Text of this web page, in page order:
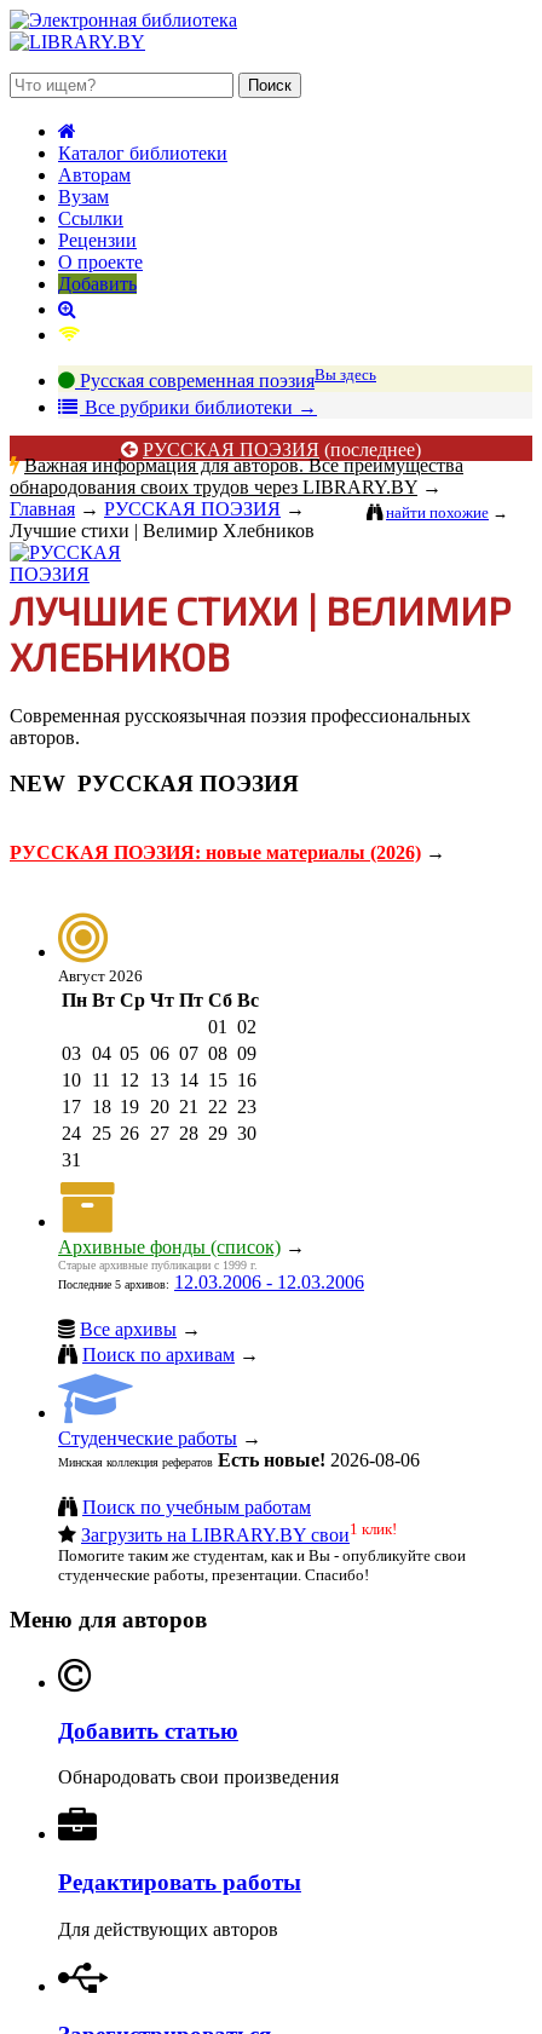
Каталог библиотеки
Авторам
Вузам
Ссылки
Рецензии
О проекте
Добавить
Русская современная поэзияВы здесь
Все рубрики библиотеки →
РУССКАЯ ПОЭЗИЯ (последнее)
Важная информация для авторов. Все преимущества
обнародования своих трудов через LIBRARY.BY →
найти похожие →
Главная → РУССКАЯ ПОЭЗИЯ →
Лучшие стихи | Велимир Хлебников
ЛУЧШИЕ СТИХИ | ВЕЛИМИР
ХЛЕБНИКОВ
Современная русскоязычная поэзия профессиональных
авторов.
NEW РУССКАЯ ПОЭЗИЯ
РУССКАЯ ПОЭЗИЯ: новые материалы (2026) →
Август 2026
Пн Вт Ср Чт Пт Сб Вс
01
02
03 04 05 06 07 08 09
10 11 12 13 14 15 16
17 18 19 20 21 22 23
24 25 26 27 28 29 30
31
Архивные фонды (список) →
Старые архивные публикации с 1999 г.
Последние 5 архивов: 12.03.2006 - 12.03.2006
Все архивы →
Поиск по архивам →
Студенческие работы →
Минская коллекция рефератов Есть новые! 2026-08-06
Поиск по учебным работам
Загрузить на LIBRARY.BY свои1 клик!
Помогите таким же студентам, как и Вы - опубликуйте свои
студенческие работы, презентации. Спасибо!
Меню для авторов
Добавить статью
Обнародовать свои произведения
Редактировать работы
Для действующих авторов